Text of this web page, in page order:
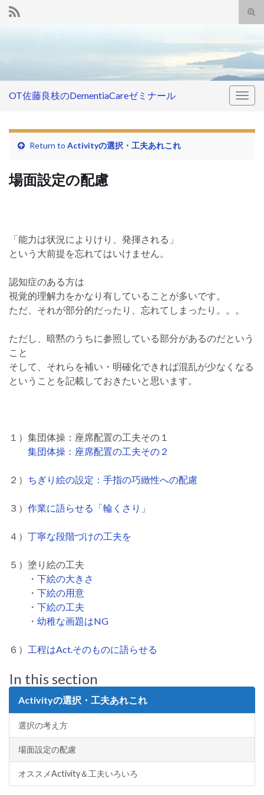
OT佐藤良枝のDementiaCareゼミナール
Return to Activityの選択・工夫あれこれ
場面設定の配慮
「能力は状況によりけり、発揮される」
という大前提を忘れてはいけません。
認知症のある方は
視覚的理解力をかなり有していることが多いです。
ただ、それが部分的だったり、忘れてしまったり。。。
ただし、暗黙のうちに参照している部分があるのだという
こと
そして、それらを補い・明確化できれば混乱が少なくなる
ということを記載しておきたいと思います。
１）集団体操：座席配置の工夫その１
集団体操：座席配置の工夫その２
２） ちぎり絵の設定：手指の巧緻性への配慮
３） 作業に語らせる「輪くさり」
４） 丁寧な段階づけの工夫を
５）塗り絵の工夫
・ 下絵の大きさ
・ 下絵の用意
・ 下絵の工夫
・ 幼稚な画題はNG
６） 工程はAct.そのものに語らせる
In this section
Activityの選択・工夫あれこれ
選択の考え方
場面設定の配慮
オススメActivity＆工夫いろいろ